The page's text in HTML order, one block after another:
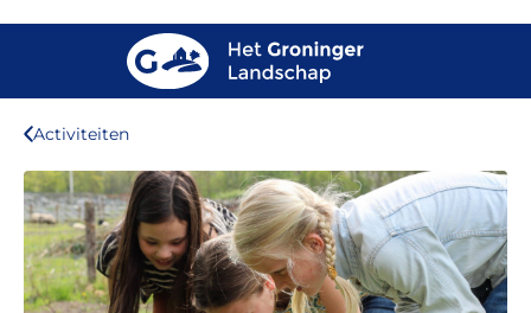
Activiteiten